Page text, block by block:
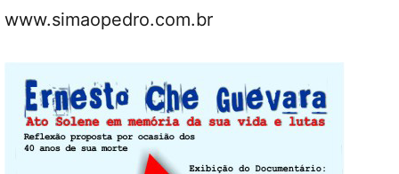
www.simaopedro.com.br